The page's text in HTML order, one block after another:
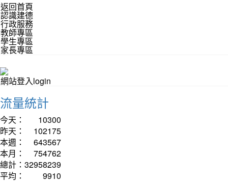
返回首頁
認識建德
行政服務
教師專區
學生專區
家長專區
網站登入login
流量統計
今天：
10300
昨天：
102175
本週：
643567
本月：
754762
總計： 32958239
平均：
9910